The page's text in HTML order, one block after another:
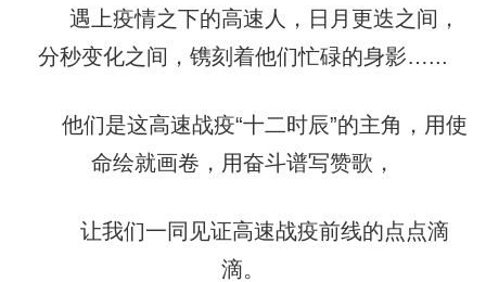
遇上疫情之下的高速人，日月更迭之间，
分秒变化之间，镌刻着他们忙碌的身影…...
他们是这高速战疫“十二时辰”的主角，用使
命绘就画卷，用奋斗谱写赞歌，
让我们一同见证高速战疫前线的点点滴
滴。